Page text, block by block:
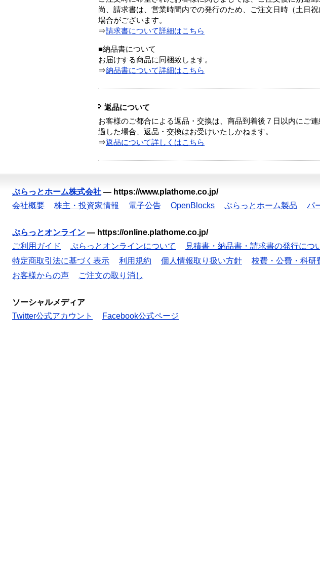
尚、請求書は、営業時間内での発行のため、ご注文日時（土日
場合がございます。
⇒請求書について詳細はこちら
■納品書について
お届けする商品に同梱致します。
⇒納品書について詳細はこちら
返品について
お客様のご都合による返品・交換は、商品到着後７日以内にご
過した場合、返品・交換はお受けいたしかねます。
⇒返品について詳しくはこちら
ぷらっとホーム株式会社 — https://www.plathome.co.jp/
会社概要
株主・投資家情報 電子公告 OpenBlocks ぷらっとホーム製品 パ
ぷらっとオンライン — https://online.plathome.co.jp/
ご利用ガイド
ぷらっとオンラインについて 見積書・納品書・請求書の発行につ
特定商取引法に基づく表示
利用規約 個人情報取り扱い方針 校費・公費・科研
お客様からの声
ご注文の取り消し
ソーシャルメディア
Twitter公式アカウント
Facebook公式ページ